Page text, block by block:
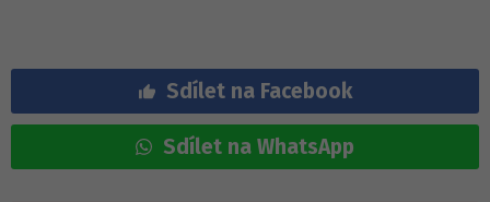
Sdílet na Facebook
Sdílet na WhatsApp